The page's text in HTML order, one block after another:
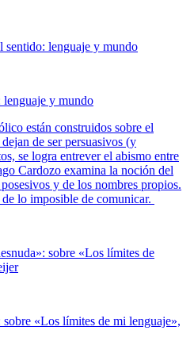
lenguaje y mundo
están construidos sobre el
de ser persuasivos (y
se logra entrever el abismo entre
Cardozo examina la noción del
y de los nombres propios.
lo imposible de comunicar.
«Los límites de mi lenguaje»,